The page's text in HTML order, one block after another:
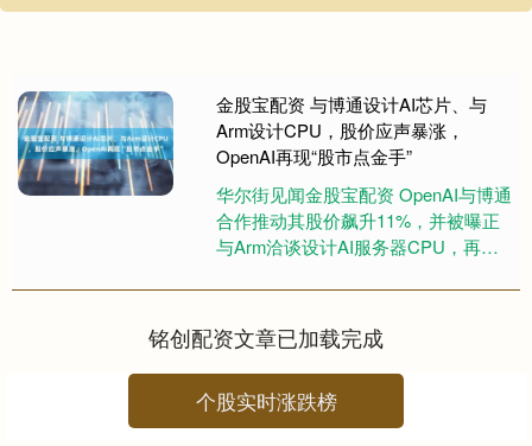
金股宝配资 与博通设计AI芯片、与
Arm设计CPU，股价应声暴涨，
OpenAI再现“股市点金手”
华尔街见闻金股宝配资 OpenAI与博通
合作推动其股价飙升11%，并被曝正
与Arm洽谈设计AI服务器CPU，再次
显了Open....
铭创配资文章已加载完成
个股实时涨跌榜